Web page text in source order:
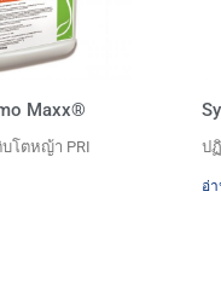
Maxx®
โตหญ้า PRI ป
อ่